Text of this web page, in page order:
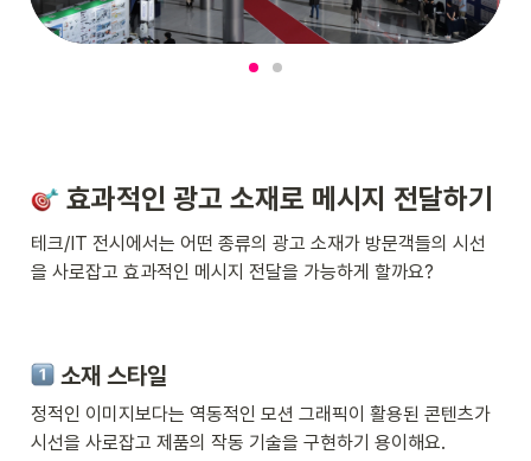
효과적인 광고 소재로 메시지 전달하기
테크/IT 전시에서는 어떤 종류의 광고 소재가 방문객들의 시선
을 사로잡고 효과적인 메시지 전달을 가능하게 할까요?
소재 스타일
정적인 이미지보다는 역동적인 모션 그래픽이 활용된 콘텐츠가
시선을 사로잡고 제품의 작동 기술을 구현하기 용이해요.